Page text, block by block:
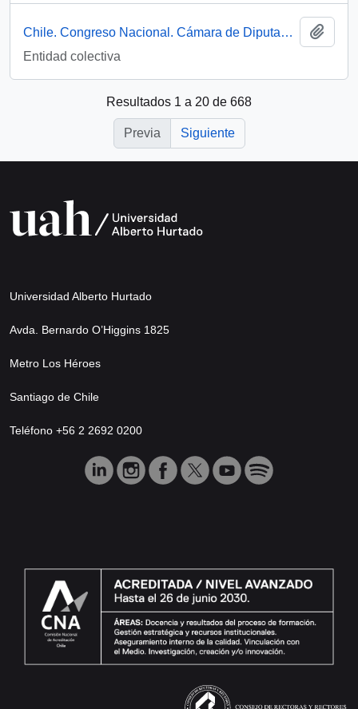
Chile. Congreso Nacional. Cámara de Diputados
Entidad colectiva
Resultados 1 a 20 de 668
Previa Siguiente
Universidad Alberto Hurtado
Avda. Bernardo O’Higgins 1825
Metro Los Héroes
Santiago de Chile
Teléfono +56 2 2692 0200